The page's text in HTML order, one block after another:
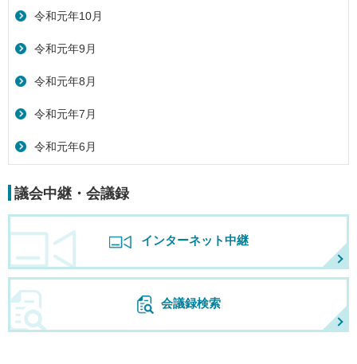
令和元年10月
令和元年9月
令和元年8月
令和元年7月
令和元年6月
議会中継・会議録
インターネット中継
会議録検索